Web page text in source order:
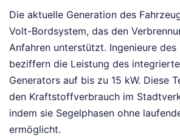
Die aktuelle Generation des
Volt-Bordsystem, das den
Anfahren unterstützt. Ingenieure des
beziffern die Leistung des
Generators auf bis zu 15 kW. Diese
den Kraftstoffverbrauch im
indem sie Segelphasen ohne
ermöglicht.